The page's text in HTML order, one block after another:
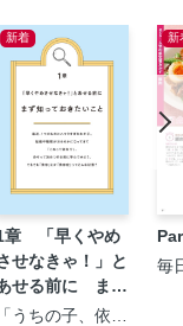
新着
章 「早くやめ
せなきゃ！」と
せる前に まず
知っておきたいこ
「うちの子、依存
新
毎